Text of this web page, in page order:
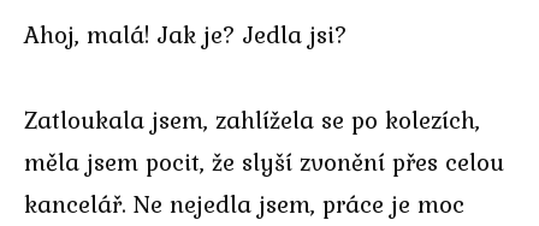
Ahoj, malá! Jak je? Jedla jsi?
Zatloukala jsem, zahlížela se po kolezích,
měla jsem pocit, že slyší zvonění přes celou
kancelář. Ne nejedla jsem, práce je moc